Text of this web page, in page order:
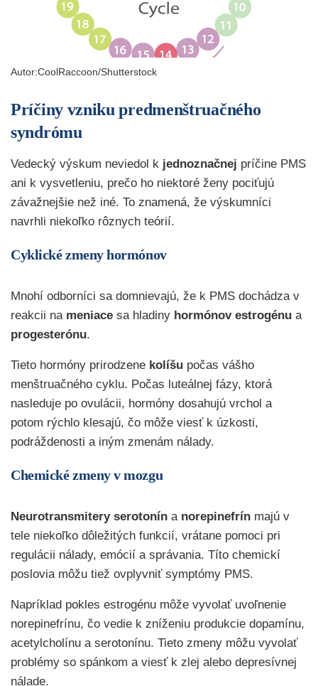
Autor:CoolRaccoon/Shutterstock
Príčiny vzniku predmenštruačného
syndrómu
Vedecký výskum neviedol k jednoznačnej príčine PMS
ani k vysvetleniu, prečo ho niektoré ženy pociťujú
závažnejšie než iné. To znamená, že výskumníci
navrhli niekoľko rôznych teórií.
Cyklické zmeny hormónov
Mnohí odborníci sa domnievajú, že k PMS dochádza v
reakcii na meniace sa hladiny hormónov estrogénu a
progesterónu.
Tieto hormóny prirodzene kolíšu počas vášho
menštruačného cyklu. Počas luteálnej fázy, ktorá
nasleduje po ovulácii, hormóny dosahujú vrchol a
potom rýchlo klesajú, čo môže viesť k úzkosti,
podráždenosti a iným zmenám nálady.
Chemické zmeny v mozgu
Neurotransmitery serotonín a norepinefrín majú v
tele niekoľko dôležitých funkcií, vrátane pomoci pri
regulácii nálady, emócií a správania. Títo chemickí
poslovia môžu tiež ovplyvniť symptómy PMS.
Napríklad pokles estrogénu môže vyvolať uvoľnenie
norepinefrínu, čo vedie k zníženiu produkcie dopamínu,
acetylcholínu a serotonínu. Tieto zmeny môžu vyvolať
problémy so spánkom a viesť k zlej alebo depresívnej
nálade.